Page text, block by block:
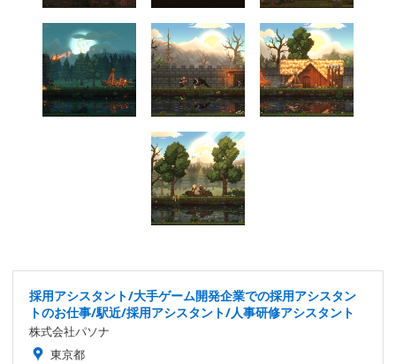
採用アシスタント/大手ゲーム開発企業での採用アシスタン
トのお仕事/駅近/採用アシスタント/人事研修アシスタント
株式会社パソナ
東京都